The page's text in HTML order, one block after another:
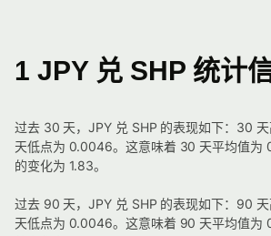
1 JPY 兑 SHP 统计
过去 30 天，JPY 兑 SHP 的表现如下：30
天低点为 0.0046。这意味着 30 天平均值为
的变化为 1.83。
过去 90 天，JPY 兑 SHP 的表现如下：90
天低点为 0.0046。这意味着 90 天平均值为